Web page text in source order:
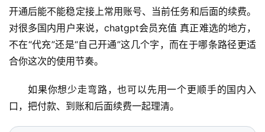
开通后能不能稳定接上常用账号、当前任务和后面的续费。
对很多国内用户来说，chatgpt会员充值 真正难选的地方，
不在“代充”还是“自己开通”这几个字，而在于哪条路径更适
合你这次的使用节奏。
如果你想少走弯路，也可以先用一个更顺手的国内入
口，把付款、到账和后面续费一起理清。